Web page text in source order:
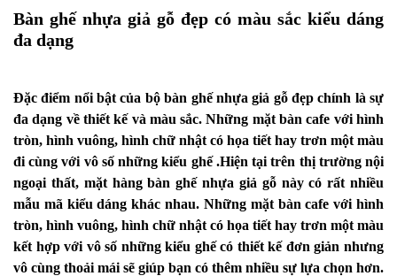
Bàn ghế nhựa giả gỗ đẹp có màu sắc kiểu dáng
đa dạng
Đặc điểm nổi bật của bộ bàn ghế nhựa giả gỗ đẹp chính là sự
đa dạng về thiết kế và màu sắc. Những mặt bàn cafe với hình
tròn, hình vuông, hình chữ nhật có họa tiết hay trơn một màu
đi cùng với vô số những kiểu ghế .Hiện tại trên thị trường nội
ngoại thất, mặt hàng bàn ghế nhựa giả gỗ này có rất nhiều
mẫu mã kiểu dáng khác nhau. Những mặt bàn cafe với hình
tròn, hình vuông, hình chữ nhật có họa tiết hay trơn một màu
kết hợp với vô số những kiểu ghế có thiết kế đơn giản nhưng
vô cùng thoải mái sẽ giúp bạn có thêm nhiều sự lựa chọn hơn.